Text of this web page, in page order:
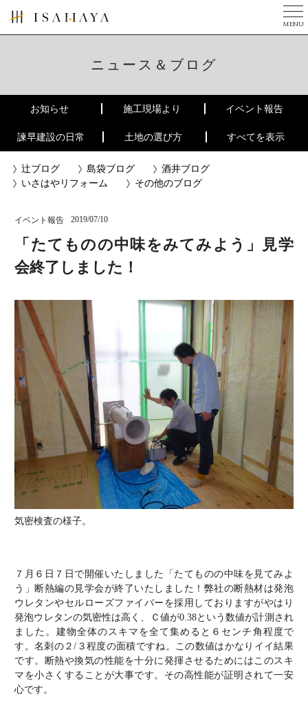
MENU
美しい家とは
３つのチカラ
現場ニュース
ニュース
建築家の方へ
ニュース＆ブログ
お知らせ 施工現場より イベント報告
諫早建設の日常 土地の選び方 すべてを表示
辻ブログ 島袋ブログ
酒井ブログ
いさはやリフォーム
その他のブログ
イベント報告 2019/07/10
「たてものの中味をみてみよう」見学
会終了しました！
気密検査の様子。
７月６日７日で開催いたしました「たてものの中味を見てみよ
う」断熱編の見学会が終了いたしました！弊社の断熱材は発泡
ウレタンやセルローズファイバーを採用しておりますがやはり
発泡ウレタンの気密性は高く、Ｃ値が0.38という数値が計測され
ました。建物全体のスキマを全て集めると６センチ角程度で
す。名刺の２/３程度の面積ですね。この数値はかなりイイ結果
です。断熱や換気の性能を十分に発揮させるためにはこのスキ
マを小さくすることが大事です。その高性能が証明されて一安
心です。